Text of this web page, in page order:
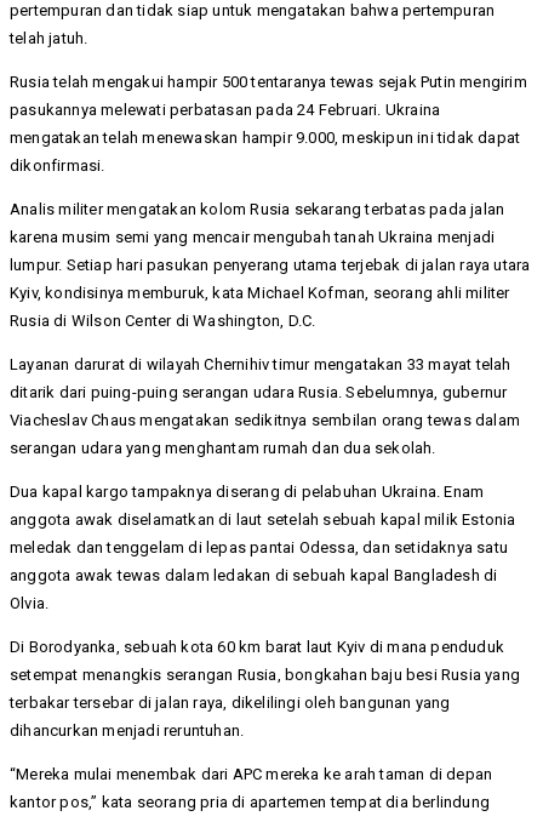
pertempuran dan tidak siap untuk mengatakan bahwa pertempuran
telah jatuh.
Rusia telah mengakui hampir 500 tentaranya tewas sejak Putin mengirim
pasukannya melewati perbatasan pada 24 Februari. Ukraina
mengatakan telah menewaskan hampir 9.000, meskipun ini tidak dapat
dikonfirmasi.
Analis militer mengatakan kolom Rusia sekarang terbatas pada jalan
karena musim semi yang mencair mengubah tanah Ukraina menjadi
lumpur. Setiap hari pasukan penyerang utama terjebak di jalan raya utara
Kyiv, kondisinya memburuk, kata Michael Kofman, seorang ahli militer
Rusia di Wilson Center di Washington, D.C.
Layanan darurat di wilayah Chernihiv timur mengatakan 33 mayat telah
ditarik dari puing-puing serangan udara Rusia. Sebelumnya, gubernur
Viacheslav Chaus mengatakan sedikitnya sembilan orang tewas dalam
serangan udara yang menghantam rumah dan dua sekolah.
Dua kapal kargo tampaknya diserang di pelabuhan Ukraina. Enam
anggota awak diselamatkan di laut setelah sebuah kapal milik Estonia
meledak dan tenggelam di lepas pantai Odessa, dan setidaknya satu
anggota awak tewas dalam ledakan di sebuah kapal Bangladesh di
Olvia.
Di Borodyanka, sebuah kota 60 km barat laut Kyiv di mana penduduk
setempat menangkis serangan Rusia, bongkahan baju besi Rusia yang
terbakar tersebar di jalan raya, dikelilingi oleh bangunan yang
dihancurkan menjadi reruntuhan.
“Mereka mulai menembak dari APC mereka ke arah taman di depan
kantor pos,” kata seorang pria di apartemen tempat dia berlindung